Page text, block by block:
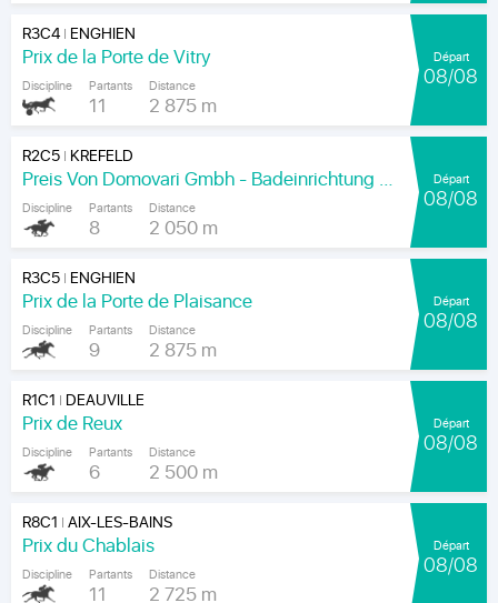
R3C4| ENGHIEN
Prix de la Porte de Vitry
Discipline Partants
11
Distance
2 875 m
Départ
08/08
R2C5| KREFELD
Preis Von Domovari Gmbh - Badeinrichtung Auf Mass
Discipline Partants
8
Distance
2 050 m
Départ
08/08
R3C5| ENGHIEN
Prix de la Porte de Plaisance
Discipline Partants
9
Distance
2 875 m
Départ
08/08
R1C1 | DEAUVILLE
Prix de Reux
Discipline Partants
6
Distance
2 500 m
Départ
08/08
R8C1 |AIX-LES-BAINS
Prix du Chablais
Discipline Partants
11
Distance
2 725 m
Départ
08/08